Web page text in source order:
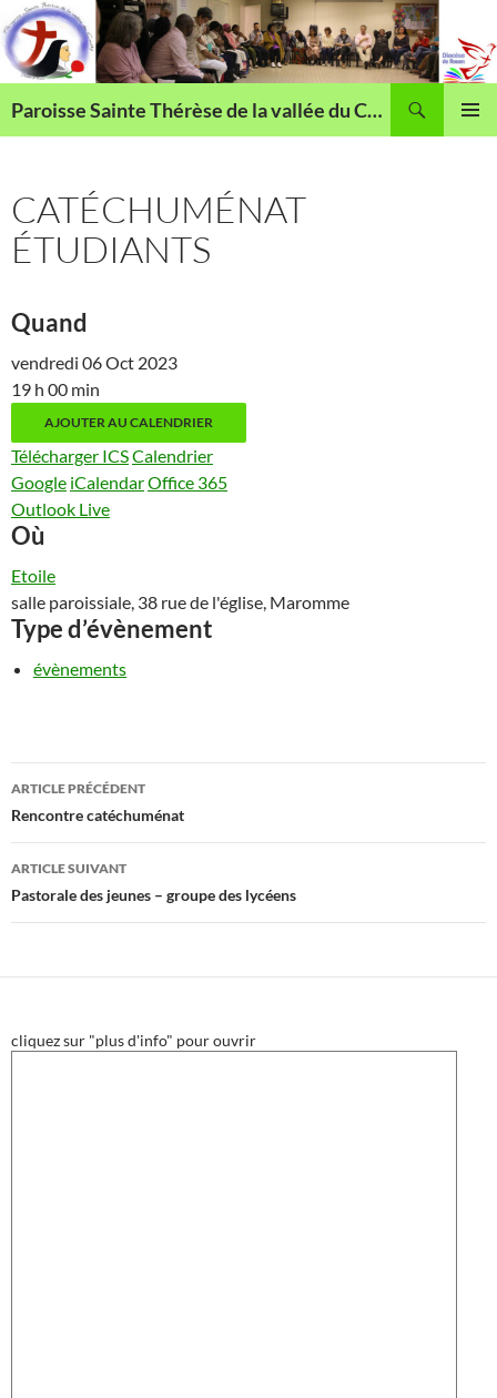
Aller
au
contenu
Paroisse Sainte Thérèse de la vallée du Cailly
CATÉCHUMÉNAT
ÉTUDIANTS
Quand
vendredi 06 Oct 2023
19 h 00 min
AJOUTER AU CALENDRIER
Télécharger ICSCalendrier
Google iCalendarOffice 365
Outlook Live
Où
Etoile
salle paroissiale, 38 rue de l'église, Maromme
Type d’évènement
évènements
Navigation
des
articles
ARTICLE PRÉCÉDENT
Rencontre catéchuménat
ARTICLE SUIVANT
Pastorale des jeunes – groupe des lycéens
cliquez sur "plus d'info" pour ouvrir